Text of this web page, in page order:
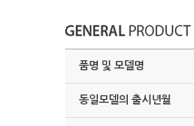
품명 및 모델명
동일모델의 출시년월